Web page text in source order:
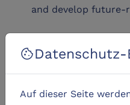
cookie
Auf dieser Seite
and develop future-
Whether
individuals— in our
connectmaking,
anddigital